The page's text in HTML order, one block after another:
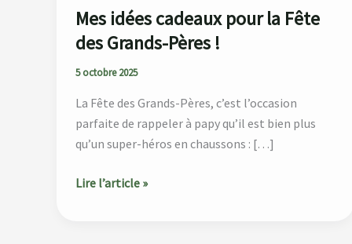
Mes idées cadeaux pour la Fête
des Grands-Pères !
5 octobre 2025
La Fête des Grands-Pères, c’est l’occasion
parfaite de rappeler à papy qu’il est bien plus
qu’un super-héros en chaussons : […]
Lire l’article »